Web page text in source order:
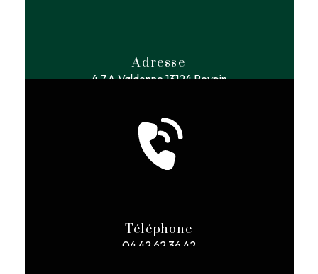
Adresse
4 ZA Valdonne13124 Peypin
Téléphone
04 42 62 36 42